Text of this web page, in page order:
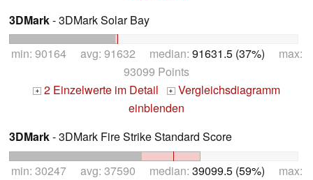
3DMark- 3DMark Solar Bay
min: 90164 avg: 91632 median: 91631.5 (37%) max:
93099 Points
+ 2 Einzelwerte im Detail + Vergleichsdiagramm
einblenden
3DMark- 3DMark Fire Strike Standard Score
min: 30247 avg: 37590 median: 39099.5 (59%) max: